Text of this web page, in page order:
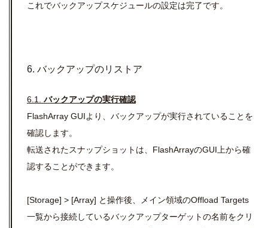
これでバックアップスケジュールの設定は完了です。
6. バックアップのリストア
6.1. バックアップの実行確認
FlashArray GUIより、バックアップが実行されていることを
確認します。
転送されたスナップショットは、FlashArrayのGUI上から確
認することができます。
[Storage] > [Array] と操作後、メイン領域のOffload Targets
一覧から接続しているバックアップターゲットの名前をクリ